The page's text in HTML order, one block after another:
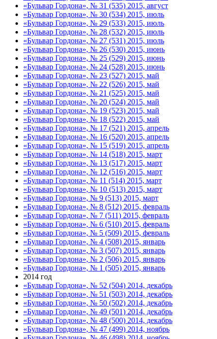
«Бульвар Гордона», № 31 (535) 2015, август
«Бульвар Гордона», № 30 (534) 2015, июль
«Бульвар Гордона», № 29 (533) 2015, июль
«Бульвар Гордона», № 28 (532) 2015, июль
«Бульвар Гордона», № 27 (531) 2015, июль
«Бульвар Гордона», № 26 (530) 2015, июнь
«Бульвар Гордона», № 25 (529) 2015, июнь
«Бульвар Гордона», № 24 (528) 2015, июнь
«Бульвар Гордона», № 23 (527) 2015, май
«Бульвар Гордона», № 22 (526) 2015, май
«Бульвар Гордона», № 21 (525) 2015, май
«Бульвар Гордона», № 20 (524) 2015, май
«Бульвар Гордона», № 19 (523) 2015, май
«Бульвар Гордона», № 18 (522) 2015, май
«Бульвар Гордона», № 17 (521) 2015, апрель
«Бульвар Гордона», № 16 (520) 2015, апрель
«Бульвар Гордона», № 15 (519) 2015, апрель
«Бульвар Гордона», № 14 (518) 2015, март
«Бульвар Гордона», № 13 (517) 2015, март
«Бульвар Гордона», № 12 (516) 2015, март
«Бульвар Гордона», № 11 (514) 2015, март
«Бульвар Гордона», № 10 (513) 2015, март
«Бульвар Гордона», № 9 (513) 2015, март
«Бульвар Гордона», № 8 (512) 2015, февраль
«Бульвар Гордона», № 7 (511) 2015, февраль
«Бульвар Гордона», № 6 (510) 2015, февраль
«Бульвар Гордона», № 5 (509) 2015, февраль
«Бульвар Гордона», № 4 (508) 2015, январь
«Бульвар Гордона», № 3 (507) 2015, январь
«Бульвар Гордона», № 2 (506) 2015, январь
«Бульвар Гордона», № 1 (505) 2015, январь
2014 год
«Бульвар Гордона», № 52 (504) 2014, декабрь
«Бульвар Гордона», № 51 (503) 2014, декабрь
«Бульвар Гордона», № 50 (502) 2014, декабрь
«Бульвар Гордона», № 49 (501) 2014, декабрь
«Бульвар Гордона», № 48 (500) 2014, декабрь
«Бульвар Гордона», № 47 (499) 2014, ноябрь